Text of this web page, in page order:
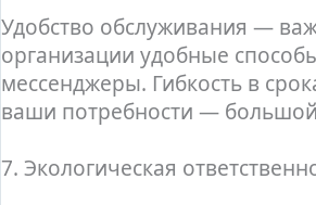
Удобство обслуживания —
организации удобные
мессенджеры. Гибкость в
ваши потребности —
7. Экологическая